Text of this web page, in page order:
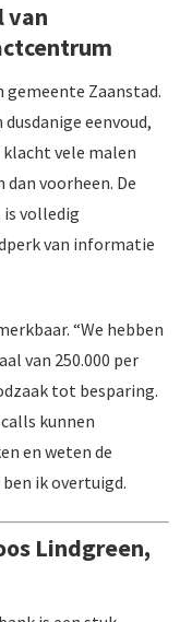
van
gemeente Zaanstad.
eenvoud,
vele malen
voorheen. De
is volledig
van informatie
“We hebben
van 250.000 per
tot besparing.
kunnen
en weten de
ik overtuigd.
Lindgreen,